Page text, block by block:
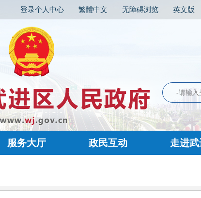
登录个人中心 繁體中文 无障碍浏览 英文版
服务大厅 政民互动 走进